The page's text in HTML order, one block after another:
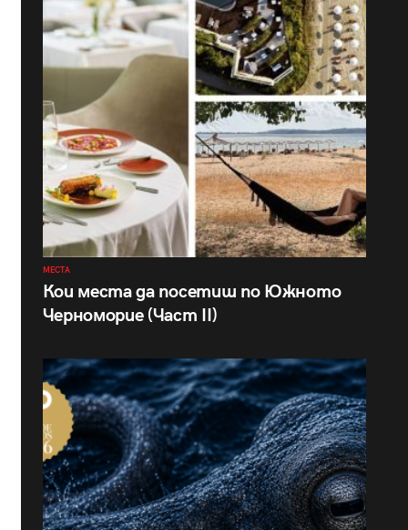
МЕСТА
Кои места да посетиш по Южното
Черноморие (Част II)